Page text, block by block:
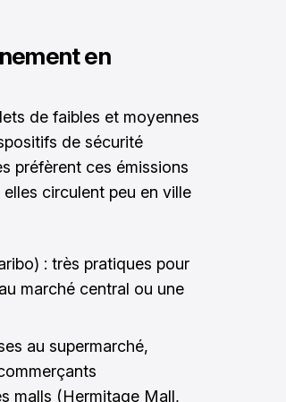
en
de faibles et moyennes
de sécurité
préfèrent ces émissions
circulent peu en ville
: très pratiques pour
marché central ou une
au supermarché,
malls (Hermitage Mall,